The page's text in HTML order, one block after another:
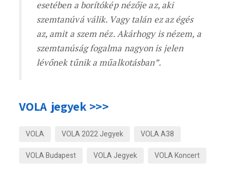
esetében a borítókép nézője az, aki
szemtanúvá válik. Vagy talán ez az égés
az, amit a szem néz. Akárhogy is nézem, a
szemtanúság fogalma nagyon is jelen
lévőnek tűnik a műalkotásban”.
VOLA jegyek >>>
VOLA VOLA 2022 Jegyek
VOLA A38
VOLA Budapest
VOLA Jegyek VOLA Koncert